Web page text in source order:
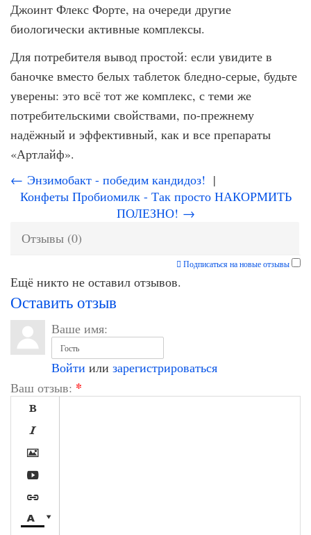
Джоинт Флекс Форте, на очереди другие
биологически активные комплексы.
Для потребителя вывод простой: если увидите в
баночке вместо белых таблеток бледно-серые, будьте
уверены: это всё тот же комплекс, с теми же
потребительскими свойствами, по-прежнему
надёжный и эффективный, как и все препараты
«Артлайф».
← Энзимобакт - победим кандидоз! |
Конфеты Пробиомилк - Так просто НАКОРМИТЬ
ПОЛЕЗНО! →
Отзывы (0)
Подписаться на новые отзывы
Ещё никто не оставил отзывов.
Оставить отзыв
Ваше имя:
Войти или зарегистрироваться
Ваш отзыв: *






